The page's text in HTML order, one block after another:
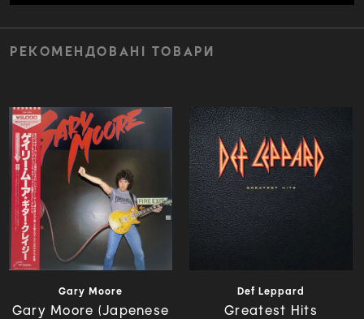
РЕКОМЕНДОВАНІ ТОВАРИ
Gary Moore
Gary Moore (Japenese
Def Leppard
Greatest Hits